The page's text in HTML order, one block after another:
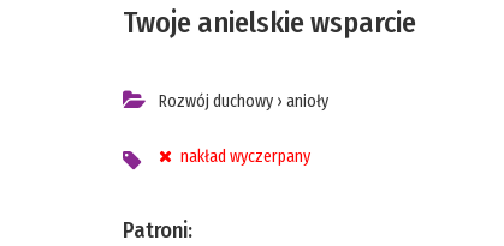
Twoje anielskie wsparcie
Rozwój duchowy › anioły
nakład wyczerpany
Patroni: